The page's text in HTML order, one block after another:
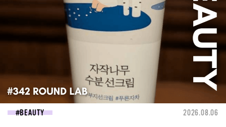
BEAUTY 2026.08.06